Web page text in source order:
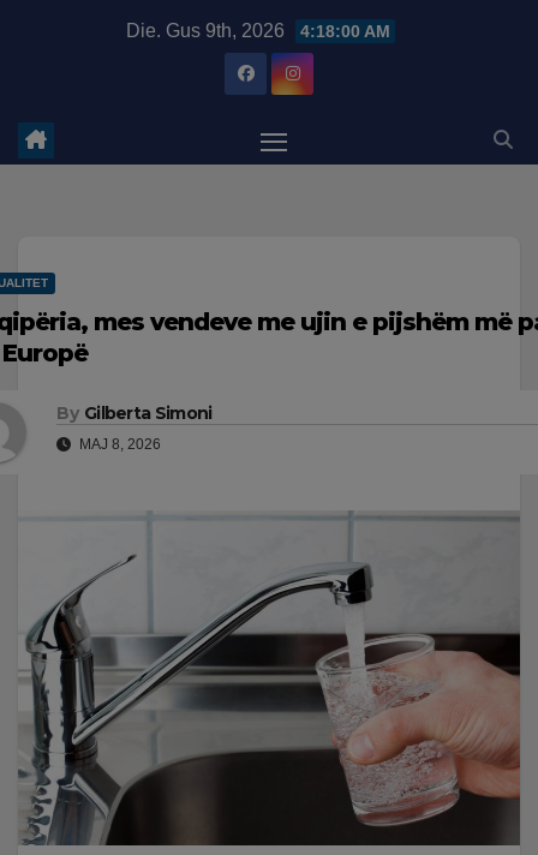
Die. Gus 9th, 2026 4:18:02 AM
mes vendeve me ujin e pijshëm më
By Gilberta Simoni
MAJ 8, 2026